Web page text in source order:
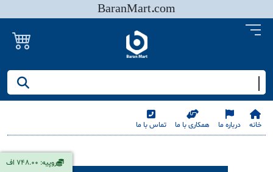
BaranMart.com
خانه درباره ما همکاری با ما تماس با ما
روپیه: 748.00 اف